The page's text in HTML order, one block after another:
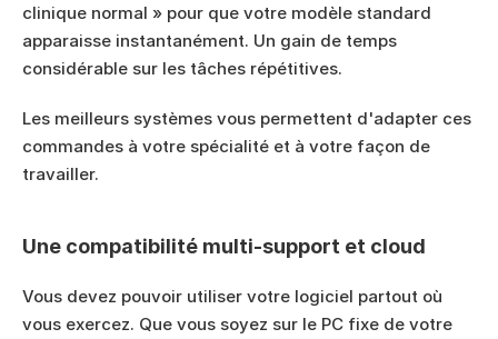
clinique normal » pour que votre modèle standard
apparaisse instantanément. Un gain de temps
considérable sur les tâches répétitives.
Les meilleurs systèmes vous permettent d'adapter ces
commandes à votre spécialité et à votre façon de
travailler.
Une compatibilité multi-support et cloud
Vous devez pouvoir utiliser votre logiciel partout où
vous exercez. Que vous soyez sur le PC fixe de votre